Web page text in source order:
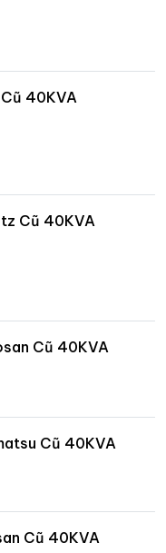
40KVA
Cũ 40KVA
Cũ 40KVA
Cũ 40KVA
Cũ 40KVA